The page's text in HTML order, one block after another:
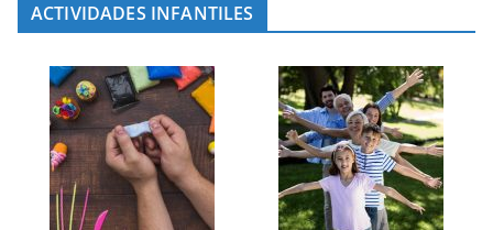
ACTIVIDADES INFANTILES